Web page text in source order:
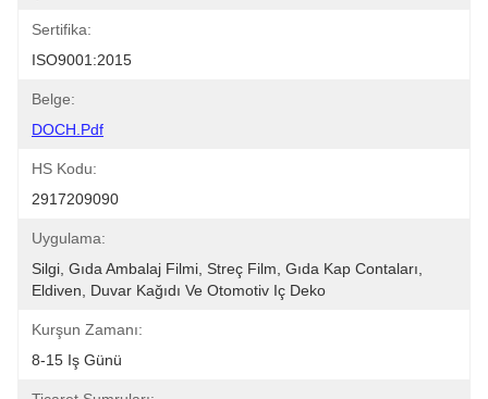
Sertifika:
ISO9001:2015
Belge:
DOCH.pdf
HS Kodu:
2917209090
Uygulama:
Silgi, Gıda Ambalaj Filmi, Streç Film, Gıda Kap Contaları,
Eldiven, Duvar Kağıdı Ve Otomotiv Iç Deko
Kurşun Zamanı:
8-15 Iş Günü